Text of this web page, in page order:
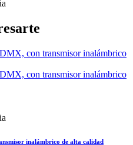
inalámbrico de alta calidad